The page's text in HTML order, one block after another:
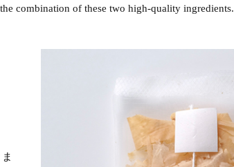
combination of these two high-quality ingredients.